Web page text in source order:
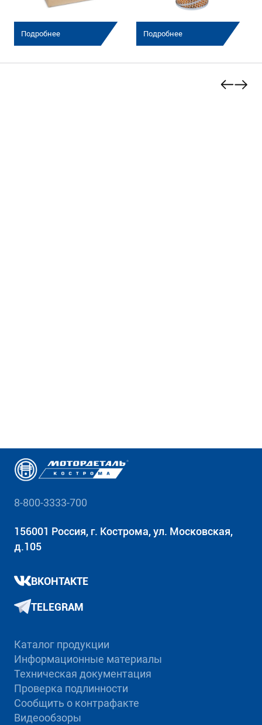
Подробнее Подробнее
8-800-3333-700
156001 Россия, г. Кострома, ул. Московская,
д.105
ВКОНТАКТЕ
TELEGRAM
Каталог продукции
Информационные материалы
Техническая документация
Проверка подлинности
Сообщить о контрафакте
Видеообзоры